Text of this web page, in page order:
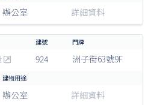
辦公室 詳細資料
924 洲子街63號9F
辦公室 詳細資料